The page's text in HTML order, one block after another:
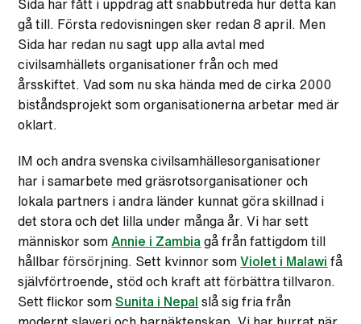
Sida har fått i uppdrag att snabbutreda hur detta kan
gå till. Första redovisningen sker redan 8 april. Men
Sida har redan nu sagt upp alla avtal med
civilsamhällets organisationer från och med
årsskiftet. Vad som nu ska hända med de cirka 2000
biståndsprojekt som organisationerna arbetar med är
oklart.
IM och andra svenska civilsamhällesorganisationer
har i samarbete med gräsrotsorganisationer och
lokala partners i andra länder kunnat göra skillnad i
det stora och det lilla under många år. Vi har sett
människor som Annie i Zambia gå från fattigdom till
hållbar försörjning. Sett kvinnor somViolet i Malawi få
självförtroende, stöd och kraft att förbättra tillvaron.
Sett flickor somSunita i Nepal slå sig fria från